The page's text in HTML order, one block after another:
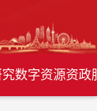
究数字资源资政